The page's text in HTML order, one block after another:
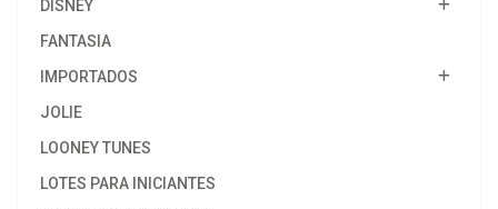
DISNEY
FANTASIA
IMPORTADOS
JOLIE
LOONEY TUNES
LOTES PARA INICIANTES